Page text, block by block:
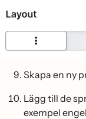
Skapa en ny
Lägg till de
exempel